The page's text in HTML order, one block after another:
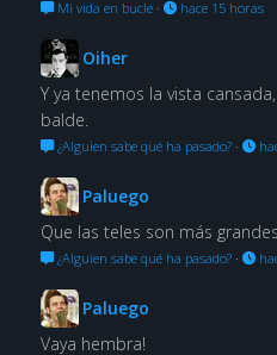
Mi vida en bucle· hace 15 horas
Oiher
Y ya tenemos la vista
balde.
¿Alguien sabe qué ha pasado?·
Paluego
Que las teles son más
¿Alguien sabe qué ha pasado?·
Paluego
Vaya hembra!